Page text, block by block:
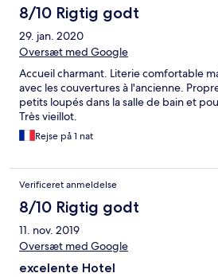
8/10 Rigtig godt
29. jan. 2020
Oversæt med Google
Accueil charmant. Literie comfortable
avec les couvertures à l'ancienne.
petits loupés dans la salle de bain et
Très vieillot.
Rejse på 1 nat
Verificeret anmeldelse
8/10 Rigtig godt
11. nov. 2019
Oversæt med Google
excelente Hotel